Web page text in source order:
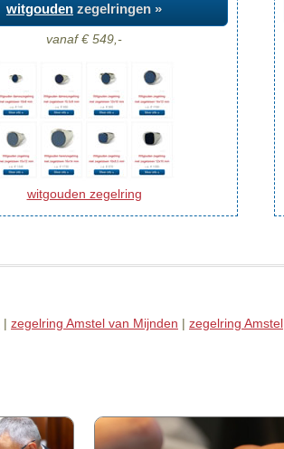
witgouden zegelringen »
vanaf € 549,-
witgouden zegelring
| zegelring Amstel van Mijnden | zegelring Amstel